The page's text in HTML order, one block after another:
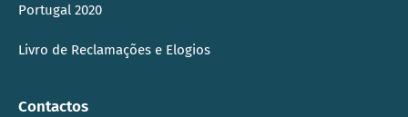
Portugal 2020
Livro de Reclamações e Elogios
Contactos